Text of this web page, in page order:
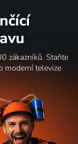
zákazníků. Staňte
moderní televize